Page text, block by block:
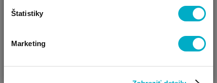
Štatistiky
Marketing